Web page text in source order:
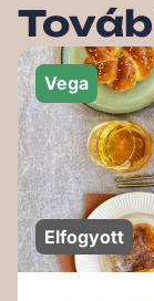
Elfogyott
.Vega